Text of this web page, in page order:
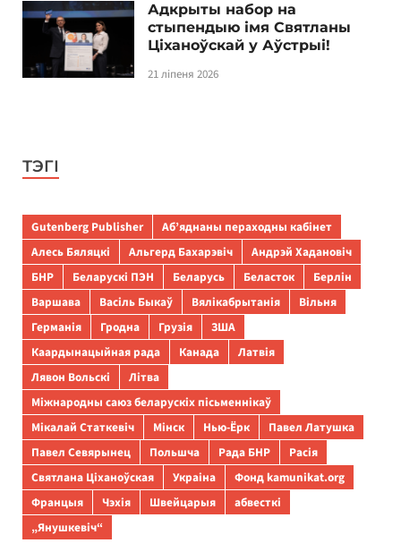
Адкрыты набор на
стыпендыю імя Святланы
Ціханоўскай у Аўстрыі!
21 ліпеня 2026
ТЭГІ
Gutenberg Publisher
Аб’яднаны пераходны кабінет
Алесь Бяляцкі
Альгерд Бахарэвіч
Андрэй Хадановіч
БНР
Беларускі ПЭН Беларусь Беласток
Берлін
Варшава
Васіль Быкаў Вялікабрытанія
Вільня
Германія
Гродна Грузія
ЗША
Каардынацыйная рада
Канада
Латвія
Лявон Вольскі
Літва
Міжнародны саюз беларускіх пісьменнікаў
Мікалай Статкевіч
Мінск Нью-Ёрк
Павел Латушка
Павел Севярынец
Польшча Рада БНР
Расія
Святлана Ціханоўская
Украіна
Фонд kamunikat.org
Францыя
Чэхія Швейцарыя
абвесткі
„Янушкевіч“